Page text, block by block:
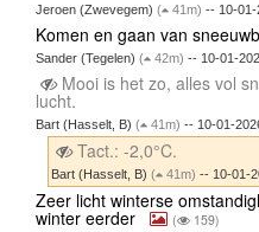
Jeroen (Zwevegem) ( 41m) -- 10-01-
Komen en gaan van
Sander (Tegelen) ( 42m) -- 10-01-
Mooi is het zo, alles vol
lucht.
Bart (Hasselt, B) ( 41m) -- 10-01-
Tact.: -2,0°C.
Bart (Hasselt, B)( 41m) -- 10-01-
Zeer licht winterse
winter eerder ( 159)